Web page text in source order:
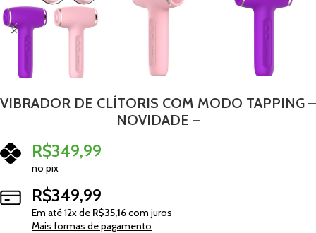
VIBRADOR DE CLÍTORIS COM MODO TAPPING –
NOVIDADE –
R$349,99
no pix
R$349,99
Em até12x de R$35,16com juros
Mais formas de pagamento